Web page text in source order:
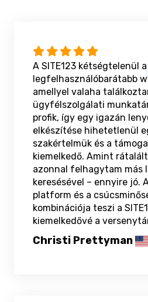
A SITE123 kétségtelenül
legfelhasználóbarátabb
amellyel valaha
ügyfélszolgálati
profik, így egy igazán
elkészítése hihetetlenül
szakértelmük és a
kiemelkedő. Amint
azonnal felhagytam más
keresésével – ennyire jó.
platform és a
kombinációja teszi a
kiemelkedővé a
Christi Prettyman